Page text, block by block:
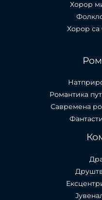
Хорор
Хорор са
Романтика
Савремена